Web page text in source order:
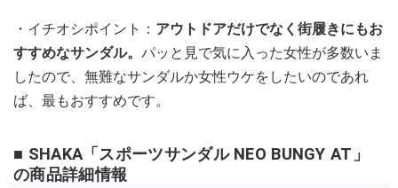
・イチオシポイント： アウトドアだけでなく街履きにもお
すすめなサンダル。 パッと見で気に入った女性が多数いま
したので、無難なサンダルか女性ウケをしたいのであれ
ば、最もおすすめです。
■ SHAKA「スポーツサンダル NEO BUNGY AT」
の商品詳細情報